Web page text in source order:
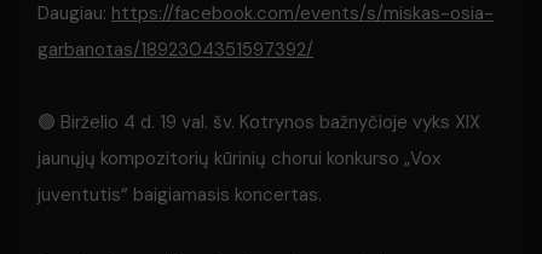
Daugiau: https://facebook.com/events/s/miskas-osia-
garbanotas/1892304351597392/
🟢 Birželio 4 d. 19 val. šv. Kotrynos bažnyčioje vyks XIX
jaunųjų kompozitorių kūrinių chorui konkurso „Vox
juventutis“ baigiamasis koncertas.